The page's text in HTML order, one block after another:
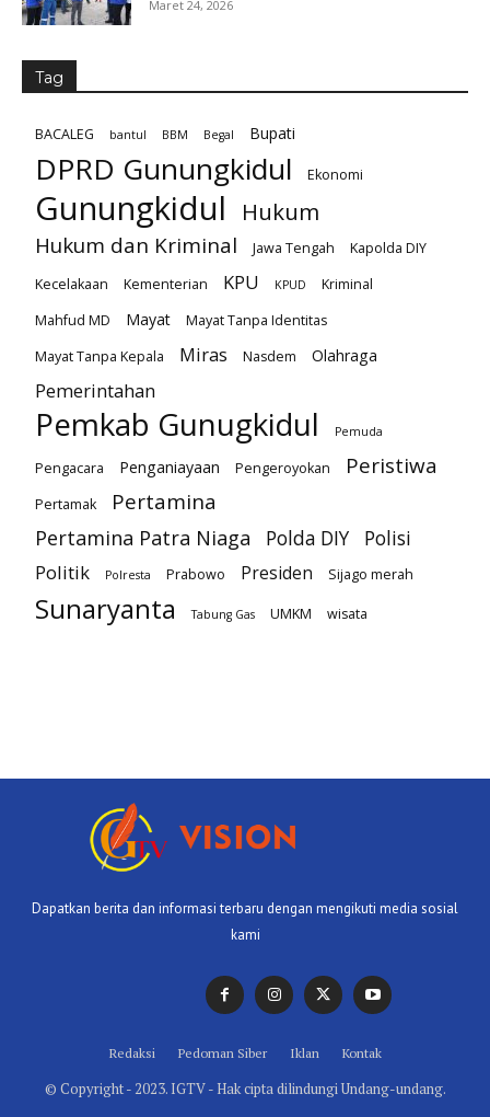
Maret 24, 2026
Tag
BACALEG bantul BBM Begal Bupati
DPRD Gunungkidul Ekonomi
Gunungkidul Hukum
Hukum dan Kriminal Jawa Tengah
Kapolda DIY
Kecelakaan
Kementerian KPU KPUD
Kriminal
Mahfud MD
Mayat
Mayat Tanpa Identitas
Mayat Tanpa Kepala
Miras Nasdem Olahraga
Pemerintahan
Pemkab Gunugkidul Pemuda
Pengacara Penganiayaan Pengeroyokan Peristiwa
Pertamak Pertamina
Pertamina Patra Niaga Polda DIY
Polisi
Politik
Polresta Prabowo Presiden Sijago merah
Sunaryanta Tabung Gas UMKM wisata
Dapatkan berita dan informasi terbaru dengan mengikuti media sosial
kami
Redaksi Pedoman Siber Iklan Kontak
© Copyright - 2023. IGTV - Hak cipta dilindungi Undang-undang.